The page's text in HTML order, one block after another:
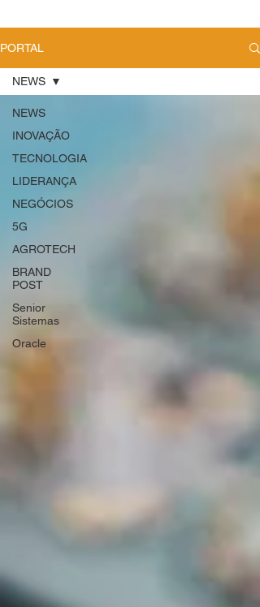
PORTAL
NEWS
INOVAÇÃO
TECNOLOGIA
LIDERANÇA
NEGÓCIOS
5G
AGROTECH
BRAND
POST
Senior
Sistemas
Oracle
NEWS